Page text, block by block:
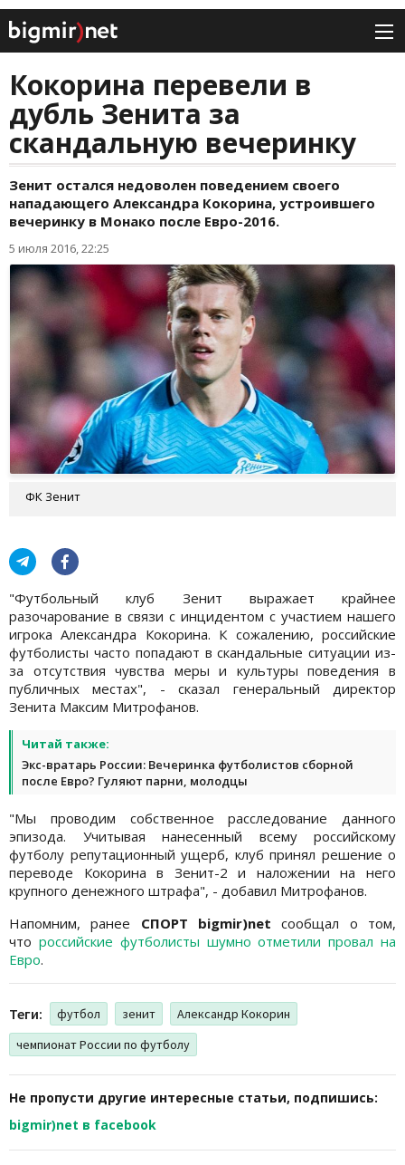
Кокорина перевели в
дубль Зенита за
скандальную вечеринку
Зенит остался недоволен поведением своего
нападающего Александра Кокорина, устроившего
вечеринку в Монако после Евро-2016.
5 июля 2016, 22:25
ФК Зенит
"Футбольный клуб Зенит выражает крайнее
разочарование в связи с инцидентом с участием нашего
игрока Александра Кокорина. К сожалению, российские
футболисты часто попадают в скандальные ситуации из-
за отсутствия чувства меры и культуры поведения в
публичных местах", - сказал генеральный директор
Зенита Максим Митрофанов.
Читай также:
Экс-вратарь России: Вечеринка футболистов сборной
после Евро? Гуляют парни, молодцы
"Мы проводим собственное расследование данного
эпизода. Учитывая нанесенный всему российскому
футболу репутационный ущерб, клуб принял решение о
переводе Кокорина в Зенит-2 и наложении на него
крупного денежного штрафа", - добавил Митрофанов.
Напомним, ранее СПОРТ bigmir)net сообщал о том,
что российские футболисты шумно отметили провал на
Евро.
Теги: футбол зенит
Александр Кокорин
чемпионат России по футболу
Не пропусти другие интересные статьи, подпишись:
bigmir)net в facebook